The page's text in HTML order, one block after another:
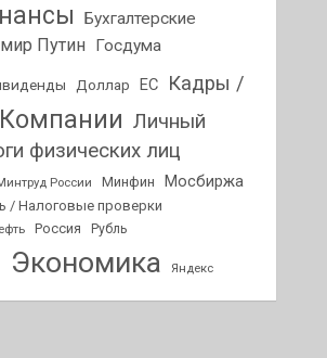
Бухгалтерские
Путин Госдума
Доллар ЕС
Кадры /
Компании Личный
физических лиц
России Минфин Мосбиржа
/ Налоговые проверки
Россия Рубль
Экономика Яндекс